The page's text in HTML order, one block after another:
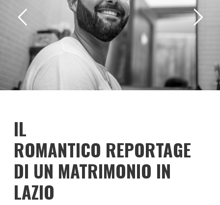
IL
ROMANTICO REPORTAGE
DI UN MATRIMONIO IN
LAZIO